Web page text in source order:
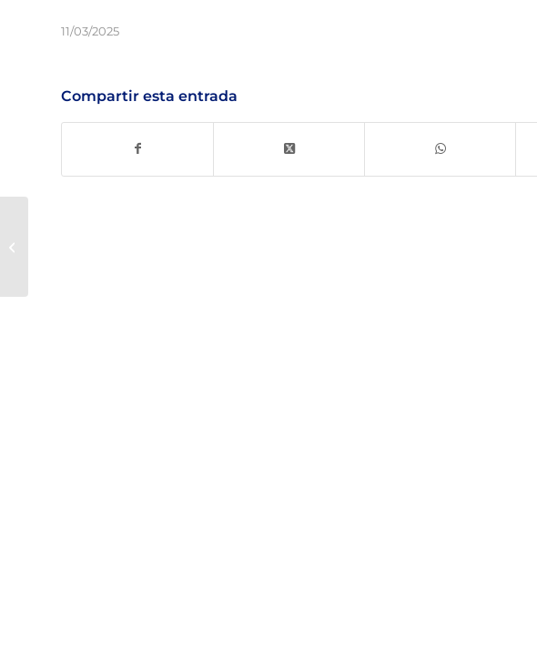
11/03/2025
Compartir esta entrada